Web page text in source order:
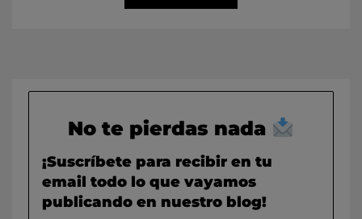
No te pierdas nada
¡Suscríbete para recibir en tu
email todo lo que vayamos
publicando en nuestro blog!